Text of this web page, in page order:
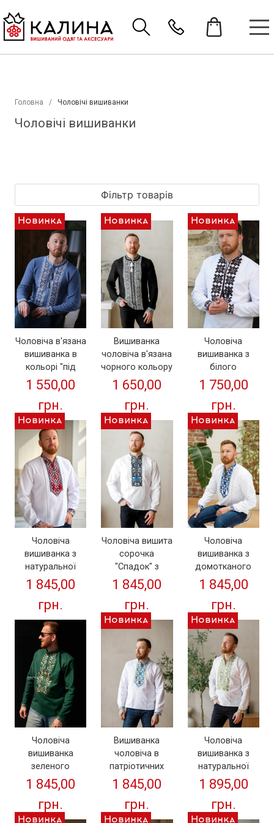
Головна Чоловічі вишиванки
Чоловічі вишиванки
Фільтр товарів
Новинка
Чоловіча в'язана
вишиванка в
кольорі "під
джинс" від ТМ
КАЛИНА
1 550,00
грн.
Новинка
Вишиванка
чоловіча в'язана
чорного кольору
з натуральної
тканини від ТМ
КАЛИНА
1 650,00
грн.
Новинка
Чоловіча
вишиванка з
білого
домотканого
полотна
"Вірність" від ТМ
КАЛИНА
1 750,00
грн.
Новинка
Чоловіча
вишиванка з
натуральної
тканини "
Класика"
(червоно-чорна)
1 845,00
грн.
Новинка
Чоловіча вишита
сорочка
"Спадок" з
домотканого
полотна
1 845,00
грн.
Новинка
Чоловіча
вишиванка з
домотканого
полотна
"Класика" (синя
вишивка)
1 845,00
грн.
Чоловіча
вишиванка
зеленого
кольору
(домоткане
полотно) "Герб"
1 845,00
грн.
Новинка
Вишиванка
чоловіча в
патріотичних
кольорах
"Класика"
(домоткане
полотно)
1 845,00
грн.
Новинка
Чоловіча
вишиванка з
натуральної
тканини "Козак"
(оливкова)
1 895,00
грн.
Новинка Новинка Новинка